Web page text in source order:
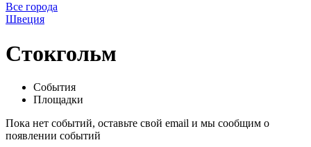
Все города
Швеция
Стокгольм
События
Площадки
Пока нет событий, оставьте свой email и мы сообщим о
появлении событий